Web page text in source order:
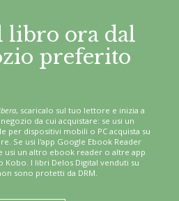
libro ora dal
preferito
, scaricalo sul tuo lettore e inizia a
da cui acquistare: se usi un
per dispositivi mobili o PC acquista su
Se usi l'app Google Ebook Reader
usi un altro ebook reader o altre app
Kobo. I libri Delos Digital venduti su
sono protetti da DRM.